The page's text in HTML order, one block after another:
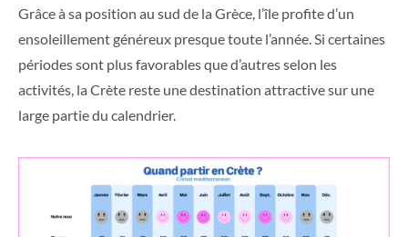
Grâce à sa position au sud de la Grèce, l’île profite d’un
ensoleillement généreux presque toute l’année. Si certaines
périodes sont plus favorables que d’autres selon les
activités, la Crète reste une destination attractive sur une
large partie du calendrier.